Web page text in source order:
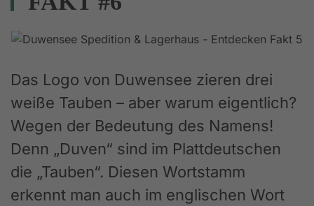
Das Logo von Duwensee zieren drei
weiße Tauben – aber warum eigentlich?
Wegen der Bedeutung des Namens!
Denn „Duven“ sind im Plattdeutschen
die „Tauben“. Diesen Wortstamm
erkennt man auch im englischen Wort